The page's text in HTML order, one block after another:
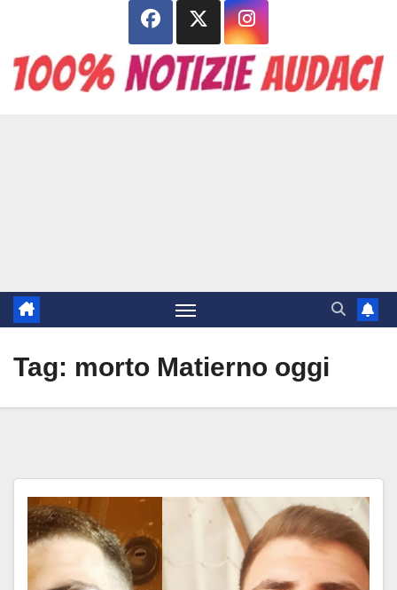
contenuto
Tag: morto Matierno oggi